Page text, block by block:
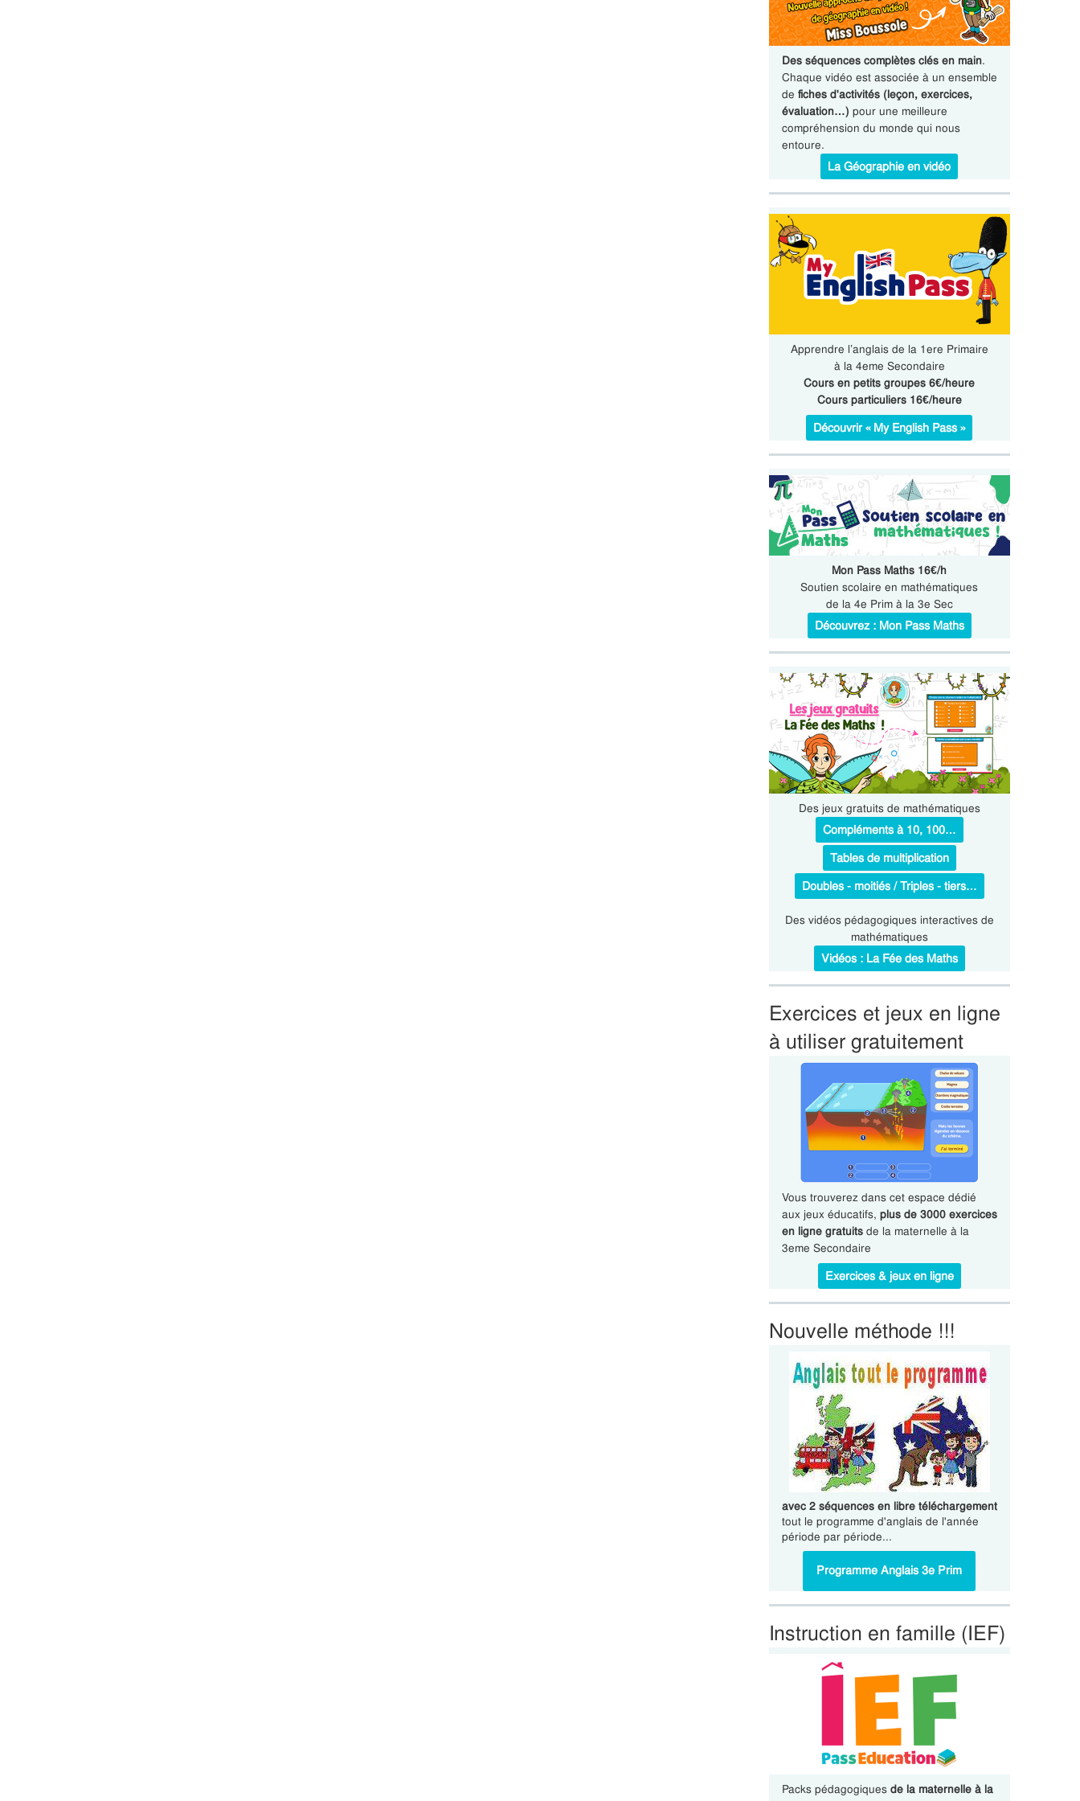
Des séquences complètes clés en main.
Chaque vidéo est associée à un ensemble
de fiches d'activités (leçon, exercices,
évaluation…) pour une meilleure
compréhension du monde qui nous
entoure.
La Géographie en vidéo
Apprendre l’anglais de la 1ere Primaire
à la 4eme Secondaire
Cours en petits groupes 6€/heure
Cours particuliers 16€/heure
Découvrir « My English Pass »
Mon Pass Maths 16€/h
Soutien scolaire en mathématiques
de la 4e Prim à la 3e Sec
Découvrez : Mon Pass Maths
Des jeux gratuits de mathématiques
Compléments à 10, 100…
Tables de multiplication
Doubles - moitiés / Triples - tiers…
Des vidéos pédagogiques interactives de
mathématiques
Vidéos : La Fée des Maths
Exercices et jeux en ligne
à utiliser gratuitement
Vous trouverez dans cet espace dédié
aux jeux éducatifs, plus de 3000 exercices
en ligne gratuitsde la maternelle à la
3eme Secondaire
Exercices & jeux en ligne
Nouvelle méthode !!!
avec 2 séquences en libre téléchargement
tout le programme d'anglais de l'année
période par période...
Programme Anglais 3e Prim
Instruction en famille (IEF)
Packs pédagogiques de la maternelle à la